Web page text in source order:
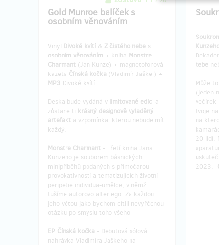
Gold Munroe balíček s
osobním věnováním
Vinyl Divoké kvítí & Z čistého nebe s
osobním věnováním + kniha Monstre
Charmant (Jan Kunze) + magnetofonová
kazeta Čínská kočka (Vladimír Jaške ) +
MP3 Divoké kvítí
Deska bude vydáná v limitované edici a
zůstane ti krásný designově vyladěný
artefakt a vzpomínka, kterou nebude mít
každý.
Monstre Charmant - Třetí kniha Jana
Kunzeho je souborem básnických
minipříběhů podaných s přímočarou
provokativností a tematizujících životní
peripetie individua-umělce, v němž
tušíme autorovo alter ego. Za každou
jeho větou jako bychom cítili nevyřčenou
otázku po smyslu toho všeho.
EP Čínská kočka - Debutová sólová
nahrávka Vladimíra Jaškeho na
Kunzeho
tebe
Může
(jeden
večírek
tvoje
na
20 lidí.
2023.